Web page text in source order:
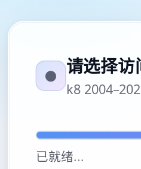
● 请选择访
k8
已就绪...